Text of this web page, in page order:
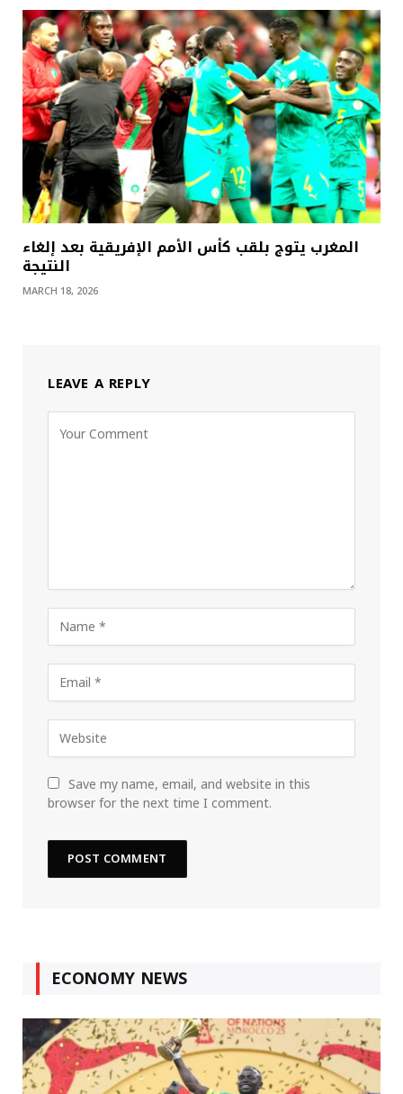
المغرب يتوج بلقب كأس الأمم الإفريقية بعد إلغاء
النتيجة
MARCH 18, 2026
LEAVE A REPLY
Save my name, email, and website in this
browser for the next time I comment.
ECONOMY NEWS